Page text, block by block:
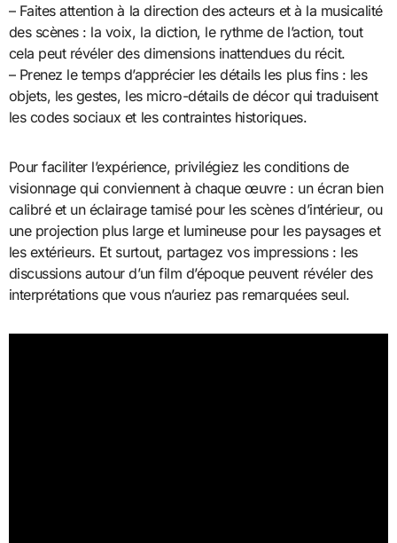
– Faites attention à la direction des acteurs et à la musicalité
des scènes : la voix, la diction, le rythme de l’action, tout
cela peut révéler des dimensions inattendues du récit.
– Prenez le temps d’apprécier les détails les plus fins : les
objets, les gestes, les micro-détails de décor qui traduisent
les codes sociaux et les contraintes historiques.
Pour faciliter l’expérience, privilégiez les conditions de
visionnage qui conviennent à chaque œuvre : un écran bien
calibré et un éclairage tamisé pour les scènes d’intérieur, ou
une projection plus large et lumineuse pour les paysages et
les extérieurs. Et surtout, partagez vos impressions : les
discussions autour d’un film d’époque peuvent révéler des
interprétations que vous n’auriez pas remarquées seul.